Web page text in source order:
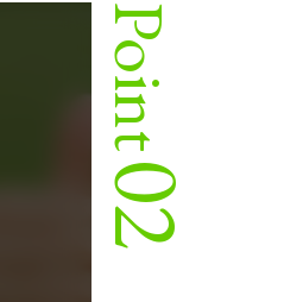
Point
02